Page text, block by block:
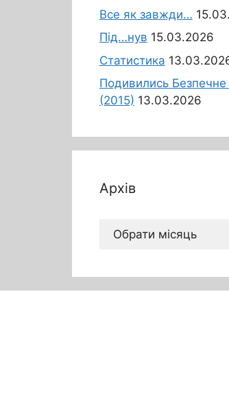
Все як завжди…
Під…нув 15.03.2026
Статистика
Подивились Безпечне
(2015) 13.03.2026
Архів
Архів